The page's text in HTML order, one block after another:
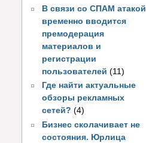
В связи со СПАМ атакой
временно вводится
премодерация
материалов и
регистрации
пользователей(11)
Где найти актуальные
обзоры рекламных
сетей? (4)
Бизнес сколачивает не
состояния. Юрлица